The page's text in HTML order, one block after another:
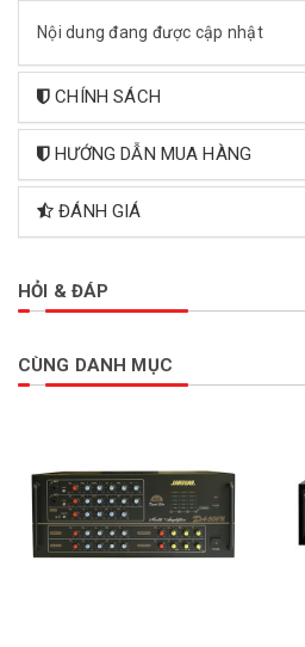
Nội dung đang được cập nhật
CHÍNH SÁCH
HƯỚNG DẪN MUA HÀNG
ĐÁNH GIÁ
HỎI & ĐÁP
CÙNG DANH MỤC